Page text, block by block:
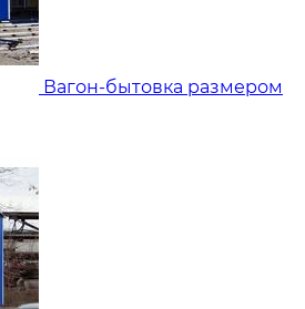
Вагон-бытовка размером